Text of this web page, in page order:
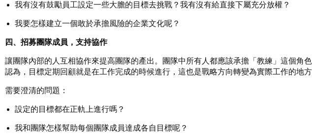
我有沒有鼓勵員工設定一些大膽的目標去挑戰？我有沒有給直接下屬充分放權？
我要怎樣建立一個敢於承擔風險的企業文化呢？
四、招募團隊成員，支持協作
讓團隊內部的人互相協作來提高團隊的產出。團隊中所有人都應該承擔「教練」這個角
認為，目標定期回顧就是在工作完成的時候進行，這也是戰略方向轉變為實際工作的地方
需要澄清的問題：
設定的目標都在正軌上進行嗎？
我和團隊怎樣幫助每個團隊成員達成各自目標呢？